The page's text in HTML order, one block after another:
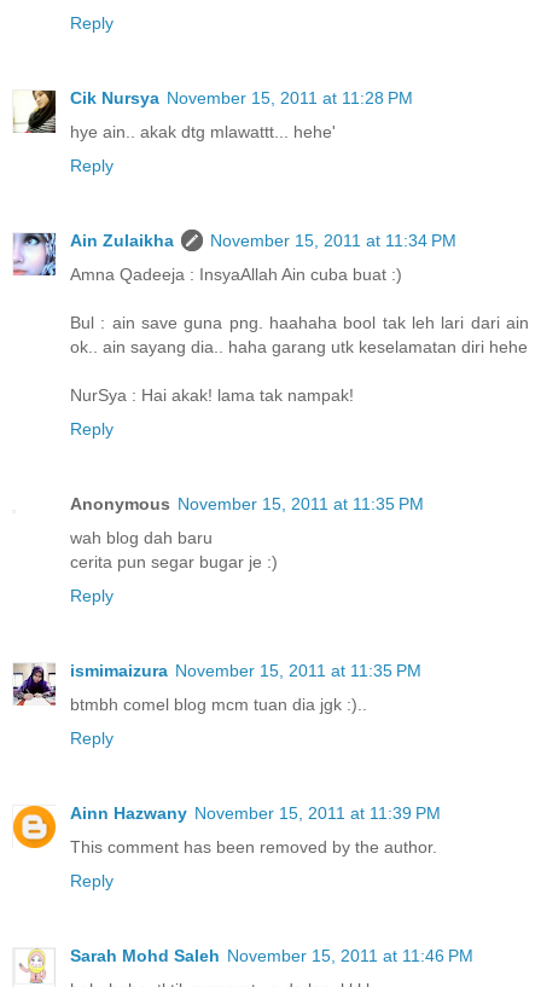
Reply
Cik Nursya November 15, 2011 at 11:28 PM
hye ain.. akak dtg mlawattt... hehe'
Reply
Ain Zulaikha
November 15, 2011 at 11:34 PM
Amna Qadeeja : InsyaAllah Ain cuba buat :)
Bul : ain save guna png. haahaha bool tak leh lari dari ain
ok.. ain sayang dia.. haha garang utk keselamatan diri hehe
NurSya : Hai akak! lama tak nampak!
Reply
Anonymous November 15, 2011 at 11:35 PM
wah blog dah baru
cerita pun segar bugar je :)
Reply
ismimaizura November 15, 2011 at 11:35 PM
btmbh comel blog mcm tuan dia jgk :)..
Reply
Ainn Hazwany November 15, 2011 at 11:39 PM
This comment has been removed by the author.
Reply
Sarah Mohd Saleh November 15, 2011 at 11:46 PM